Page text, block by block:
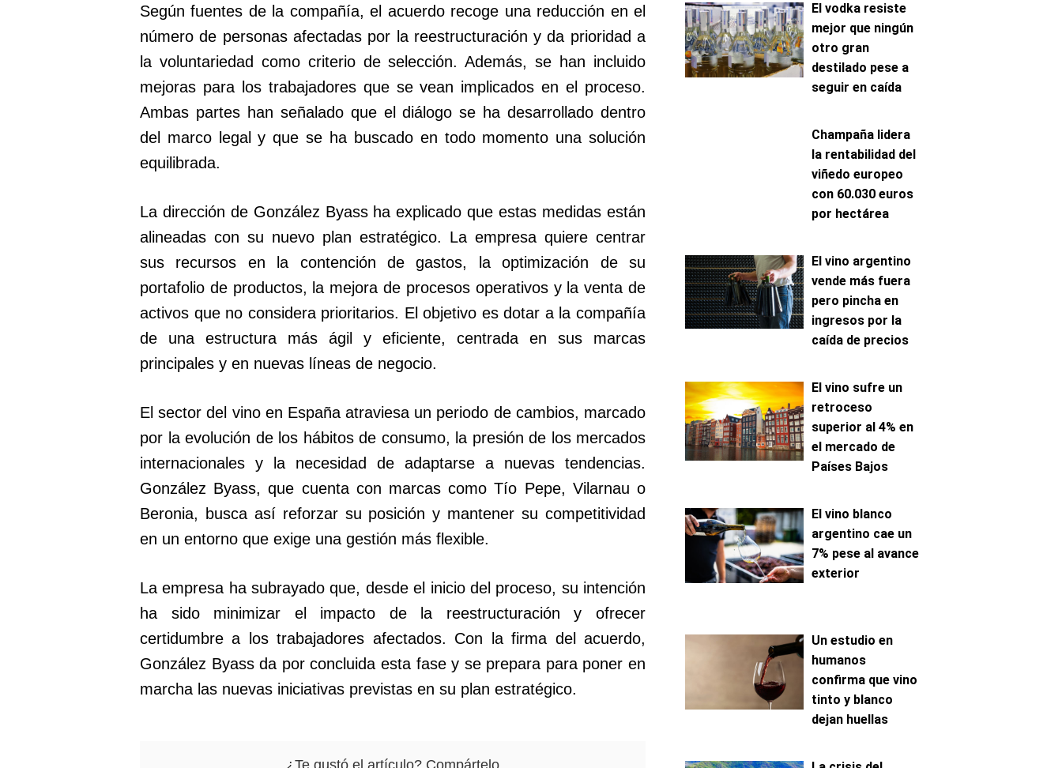
Según fuentes de la compañía, el acuerdo recoge una reducción en el
número de personas afectadas por la reestructuración y da prioridad a
la voluntariedad como criterio de selección. Además, se han incluido
mejoras para los trabajadores que se vean implicados en el proceso.
Ambas partes han señalado que el diálogo se ha desarrollado dentro
del marco legal y que se ha buscado en todo momento una solución
equilibrada.
La dirección de González Byass ha explicado que estas medidas están
alineadas con su nuevo plan estratégico. La empresa quiere centrar
sus recursos en la contención de gastos, la optimización de su
portafolio de productos, la mejora de procesos operativos y la venta de
activos que no considera prioritarios. El objetivo es dotar a la compañía
de una estructura más ágil y eficiente, centrada en sus marcas
principales y en nuevas líneas de negocio.
El sector del vino en España atraviesa un periodo de cambios, marcado
por la evolución de los hábitos de consumo, la presión de los mercados
internacionales y la necesidad de adaptarse a nuevas tendencias.
González Byass, que cuenta con marcas como Tío Pepe, Vilarnau o
Beronia, busca así reforzar su posición y mantener su competitividad
en un entorno que exige una gestión más flexible.
La empresa ha subrayado que, desde el inicio del proceso, su intención
ha sido minimizar el impacto de la reestructuración y ofrecer
certidumbre a los trabajadores afectados. Con la firma del acuerdo,
González Byass da por concluida esta fase y se prepara para poner en
marcha las nuevas iniciativas previstas en su plan estratégico.
¿Te gustó el artículo? Compártelo
El vodka resiste
mejor que ningún
otro gran
destilado pese a
seguir en caída
Champaña lidera
la rentabilidad del
viñedo europeo
con 60.030 euros
por hectárea
El vino argentino
vende más fuera
pero pincha en
ingresos por la
caída de precios
El vino sufre un
retroceso
superior al 4% en
el mercado de
Países Bajos
El vino blanco
argentino cae un
7% pese al avance
exterior
Un estudio en
humanos
confirma que vino
tinto y blanco
dejan huellas
distintas